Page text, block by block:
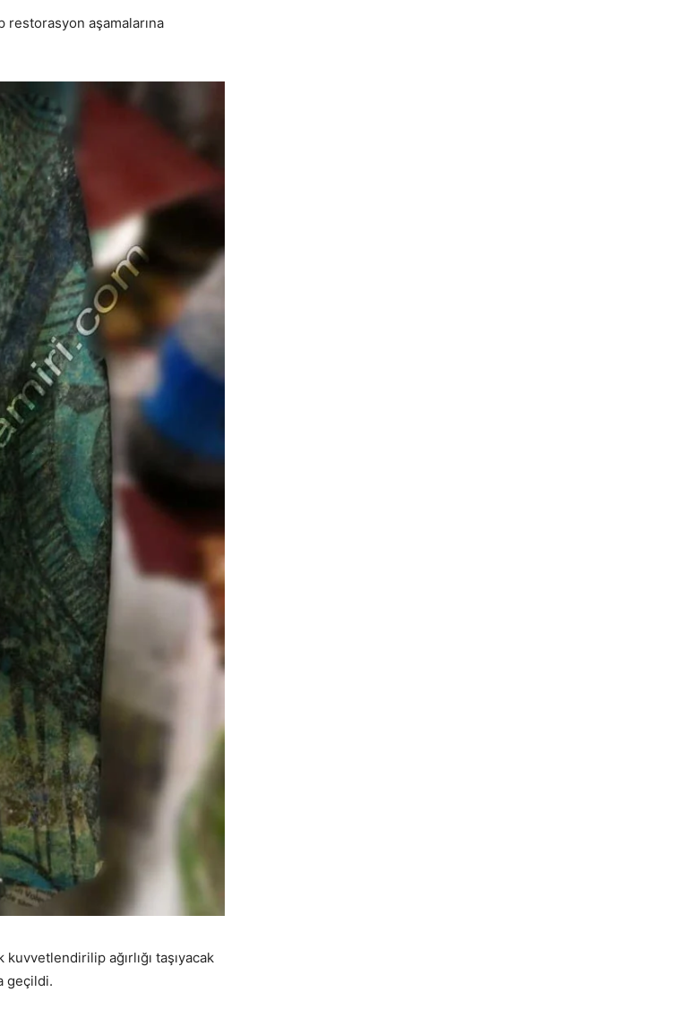
aşamalarına
ağırlığı taşıyacak
geçildi.